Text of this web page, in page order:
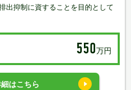
出抑制に資することを目的として
550万円
はこちら